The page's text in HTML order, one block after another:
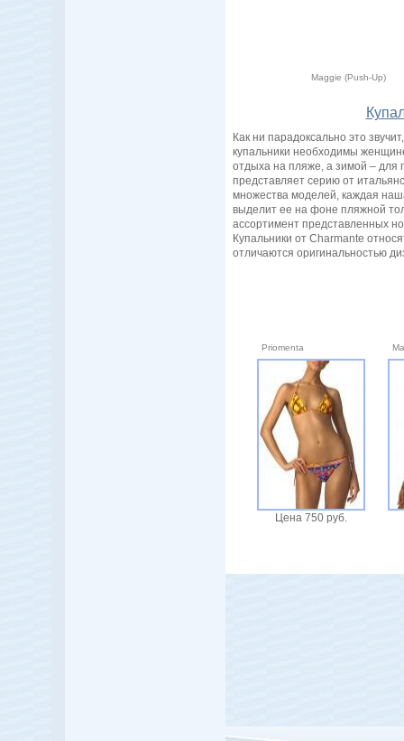
Maggie (Push-Up)
Как ни парадоксально это
купальники необходимы
отдыха на пляже, а зимой – для
представляет серию от
множества моделей, каждая
выделит ее на фоне пляжной
ассортимент представленных
Купальники от Charmante
отличаются оригинальностью
Priomenta
Цена 750 руб.